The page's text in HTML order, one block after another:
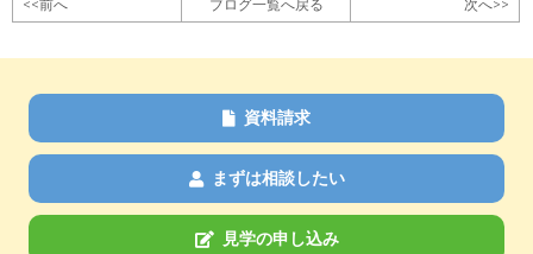
<<前へ ブログ一覧へ戻る 次へ>>
資料請求
まずは相談したい
見学の申し込み